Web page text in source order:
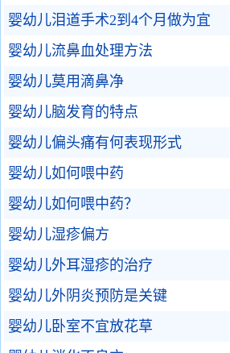
婴幼儿泪道手术2到4个月做为宜
婴幼儿流鼻血处理方法
婴幼儿莫用滴鼻净
婴幼儿脑发育的特点
婴幼儿偏头痛有何表现形式
婴幼儿如何喂中药
婴幼儿如何喂中药？
婴幼儿湿疹偏方
婴幼儿外耳湿疹的治疗
婴幼儿外阴炎预防是关键
婴幼儿卧室不宜放花草